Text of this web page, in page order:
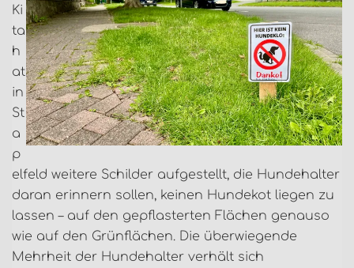
Ki
ta
h
at
in
St
a
p
elfeld weitere Schilder aufgestellt, die Hundehalter
daran erinnern sollen, keinen Hundekot liegen zu
lassen – auf den gepflasterten Flächen genauso
wie auf den Grünflächen. Die überwiegende
Mehrheit der Hundehalter verhält sich